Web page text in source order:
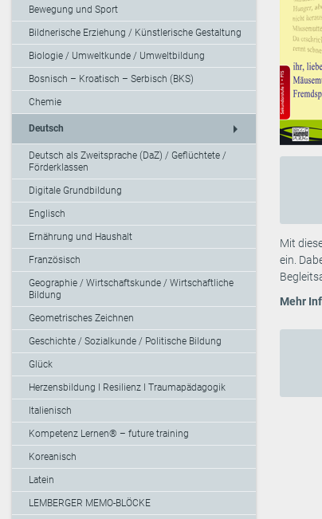
Bewegung und Sport
Bildnerische Erziehung / Künstlerische Gestaltung
Biologie / Umweltkunde / Umweltbildung
Bosnisch – Kroatisch – Serbisch (BKS)
Chemie
Deutsch arrow_right
Deutsch als Zweitsprache (DaZ) / Geflüchtete /
Förderklassen
Digitale Grundbildung
Englisch
Ernährung und Haushalt
Französisch
Geographie / Wirtschaftskunde / Wirtschaftliche
Bildung
Geometrisches Zeichnen
Geschichte / Sozialkunde / Politische Bildung
Glück
Herzensbildung I Resilienz I Traumapädagogik
Italienisch
Kompetenz Lernen® – future training
Koreanisch
Latein
LEMBERGER MEMO-BLÖCKE
Mit
ein.
Mehr